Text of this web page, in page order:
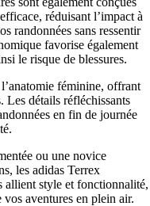
réduisant l’impact à
randonnées sans ressentir
favorise également
le risque de blessures.
l’anatomie féminine, offrant
Les détails réfléchissants
en fin de journée
ou une novice
les adidas Terrex
style et fonctionnalité,
aventures en plein air.